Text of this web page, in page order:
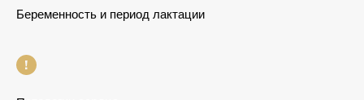
Беременность и период лактации